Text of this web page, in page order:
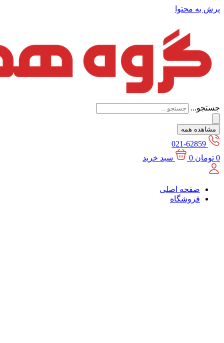
پرش به محتوا
جستجو...
مشاهده همه
021-62859
0 تومان 0 سبد خرید
صفحه اصلی
فروشگاه